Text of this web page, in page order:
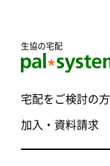
生協の宅配
宅配をご検討の方
加入・資料請求